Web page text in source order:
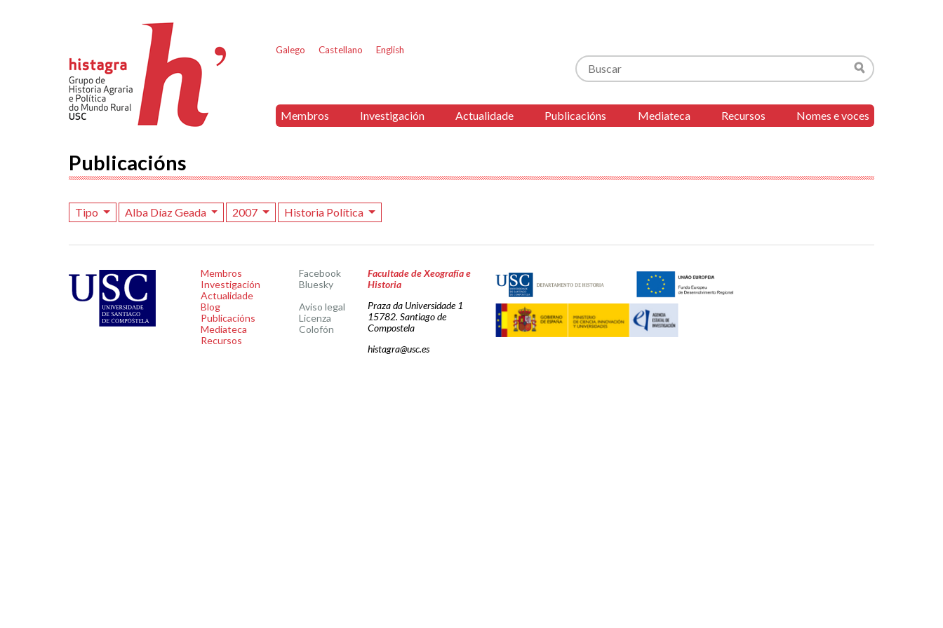
Galego Castellano English
Buscar
Buscar
Membros Investigación Actualidade Publicacións Mediateca Recursos Nomes e voces
Publicacións
Tipo Alba Díaz Geada 2007 Historia Política
Membros
Investigación
Actualidade
Blog
Publicacións
Mediateca
Recursos
Facebook
Bluesky
Aviso legal
Licenza
Colofón
Facultade de Xeografía e
Historia
Praza da Universidade 1
15782. Santiago de
Compostela
histagra@usc.es